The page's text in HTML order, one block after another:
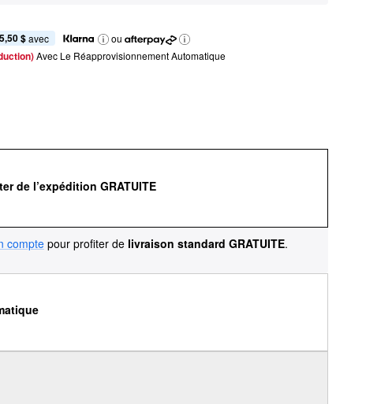
$ avec
ou
Avec Le Réapprovisionnement Automatique
de l’expédition GRATUITE
compte pour profiter de livraison standard GRATUITE.